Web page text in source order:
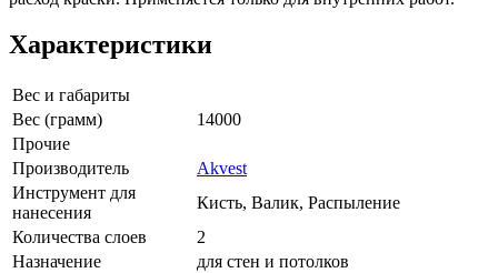
Характеристики
Вес и габариты
Вес (грамм)
14000
Прочие
Производитель
Akvest
Инструмент для
нанесения
Кисть, Валик, Распыление
Количества слоев
2
Назначение
для стен и потолков